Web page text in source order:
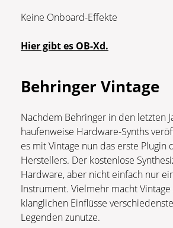
Keine Onboard-Effekte
Hier gibt es OB-Xd.
Behringer Vintage
Nachdem Behringer in den letzten
haufenweise Hardware-Synths
es mit Vintage nun das erste Plugin
Herstellers. Der kostenlose
Hardware, aber nicht einfach nur
Instrument. Vielmehr macht
klanglichen Einflüsse
Legenden zunutze.